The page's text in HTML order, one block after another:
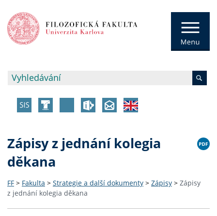
Zápisy z jednání kolegia
děkana
FF > Fakulta > Strategie a další dokumenty > Zápisy > Zápisy
z jednání kolegia děkana